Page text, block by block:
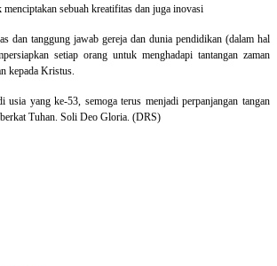
sebuah kreatifitas dan juga inovasi
dan tanggung jawab gereja dan dunia pendidikan (dalam hal
setiap orang untuk menghadapi tantangan zaman
kepada Kristus.
yang ke-53, semoga terus menjadi perpanjangan tangan
Tuhan. Soli Deo Gloria. (DRS)